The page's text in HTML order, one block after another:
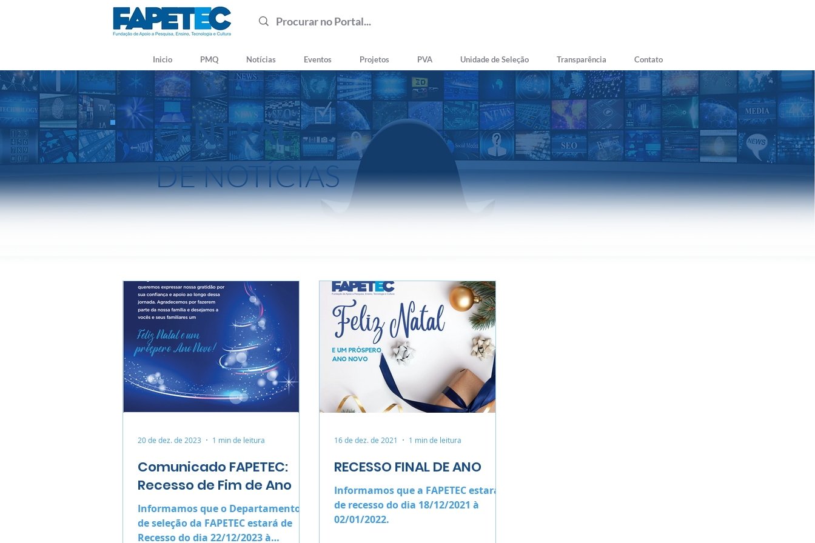
Inicio PMQ Notícias Eventos Projetos PVA Unidade de Seleção Transparência Contato
CENTRAL
DE NOTÍCIAS
Comunicado FAPETEC:
Recesso de Fim de Ano
Informamos que o Departamento
de seleção da FAPETEC estará de
Recesso do dia 22/12/2023 à
20 de dez. de 2023 1 min de leitura
RECESSO FINAL DE ANO
Informamos que a FAPETEC estará
de recesso do dia 18/12/2021 à
02/01/2022.
16 de dez. de 2021 1 min de leitura